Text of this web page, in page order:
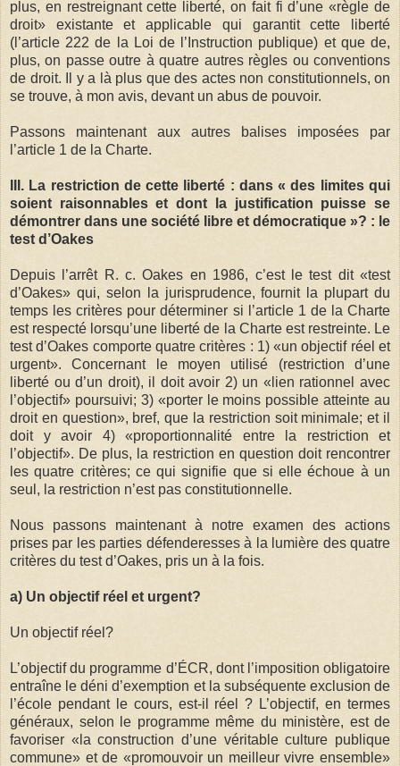
plus, en restreignant cette liberté, on fait fi d’une «règle de
droit» existante et applicable qui garantit cette liberté
(l’article 222 de la Loi de l’Instruction publique) et que de,
plus, on passe outre à quatre autres règles ou conventions
de droit. Il y a là plus que des actes non constitutionnels, on
se trouve, à mon avis, devant un abus de pouvoir.
Passons maintenant aux autres balises imposées par
l’article 1 de la Charte.
III. La restriction de cette liberté : dans « des limites qui
soient raisonnables et dont la justification puisse se
démontrer dans une société libre et démocratique »? : le
test d’Oakes
Depuis l’arrêt R. c. Oakes en 1986, c’est le test dit «test
d’Oakes» qui, selon la jurisprudence, fournit la plupart du
temps les critères pour déterminer si l’article 1 de la Charte
est respecté lorsqu’une liberté de la Charte est restreinte. Le
test d’Oakes comporte quatre critères : 1) «un objectif réel et
urgent». Concernant le moyen utilisé (restriction d’une
liberté ou d’un droit), il doit avoir 2) un «lien rationnel avec
l’objectif» poursuivi; 3) «porter le moins possible atteinte au
droit en question», bref, que la restriction soit minimale; et il
doit y avoir 4) «proportionnalité entre la restriction et
l’objectif». De plus, la restriction en question doit rencontrer
les quatre critères; ce qui signifie que si elle échoue à un
seul, la restriction n’est pas constitutionnelle.
Nous passons maintenant à notre examen des actions
prises par les parties défenderesses à la lumière des quatre
critères du test d’Oakes, pris un à la fois.
a) Un objectif réel et urgent?
Un objectif réel?
L’objectif du programme d’ÉCR, dont l’imposition obligatoire
entraîne le déni d’exemption et la subséquente exclusion de
l’école pendant le cours, est-il réel ? L’objectif, en termes
généraux, selon le programme même du ministère, est de
favoriser «la construction d’une véritable culture publique
commune» et de «promouvoir un meilleur vivre ensemble»